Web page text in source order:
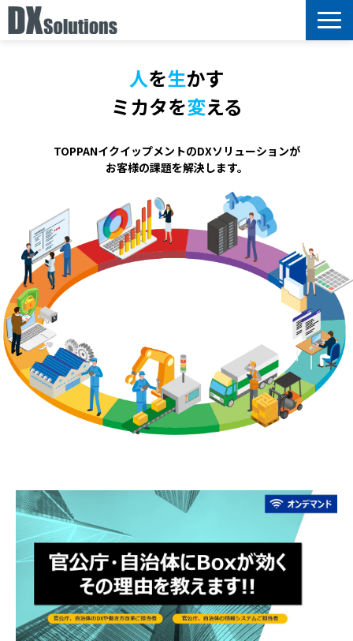
選ばれる理由
導入事例
セミナー情報
お知らせ
人を生かす
ミカタを変える
TOPPANイクイップメントのDXソリューションが
お客様の課題を解決します。